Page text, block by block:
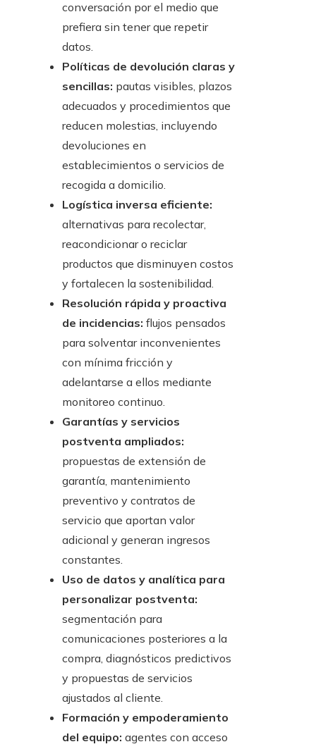
conversación por el medio que
prefiera sin tener que repetir
datos.
Políticas de devolución claras y
sencillas: pautas visibles, plazos
adecuados y procedimientos que
reducen molestias, incluyendo
devoluciones en
establecimientos o servicios de
recogida a domicilio.
Logística inversa eficiente:
alternativas para recolectar,
reacondicionar o reciclar
productos que disminuyen costos
y fortalecen la sostenibilidad.
Resolución rápida y proactiva
de incidencias: flujos pensados
para solventar inconvenientes
con mínima fricción y
adelantarse a ellos mediante
monitoreo continuo.
Garantías y servicios
postventa ampliados:
propuestas de extensión de
garantía, mantenimiento
preventivo y contratos de
servicio que aportan valor
adicional y generan ingresos
constantes.
Uso de datos y analítica para
personalizar postventa:
segmentación para
comunicaciones posteriores a la
compra, diagnósticos predictivos
y propuestas de servicios
ajustados al cliente.
Formación y empoderamiento
del equipo: agentes con acceso